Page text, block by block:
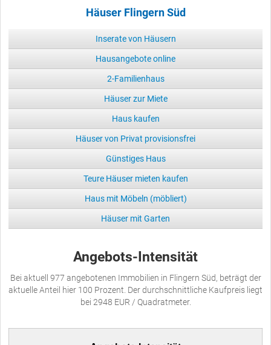
Häuser Flingern Süd
Inserate von Häusern
Hausangebote online
2-Familienhaus
Häuser zur Miete
Haus kaufen
Häuser von Privat provisionsfrei
Günstiges Haus
Teure Häuser mieten kaufen
Haus mit Möbeln (möbliert)
Häuser mit Garten
Angebots-Intensität
Bei aktuell 977 angebotenen Immobilien in Flingern Süd, beträgt der
aktuelle Anteil hier 100 Prozent. Der durchschnittliche Kaufpreis liegt
bei 2948 EUR / Quadratmeter.